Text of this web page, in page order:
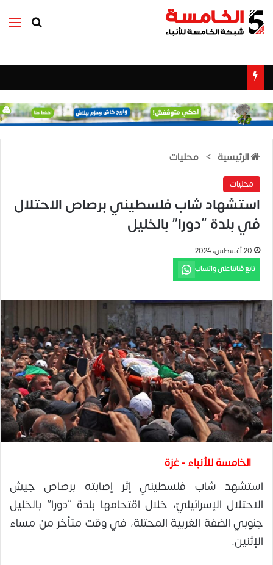
بحث عن
الرئيسية > محليات
محليات
استشهاد شاب فلسطيني برصاص الاحتلال
في بلدة “دورا” بالخليل
20 أغسطس، 2024
تابع قناتنا على واتساب
الخامسة للأنباء - غزة
استشهد شاب فلسطيني إثر إصابته برصاص جيش
الاحتلال الإسرائيليّ، خلال اقتحامها بلدة “دورا” بالخليل
جنوبي الضفة الغربية المحتلة، في وقت متأخر من مساء
الإثنين.